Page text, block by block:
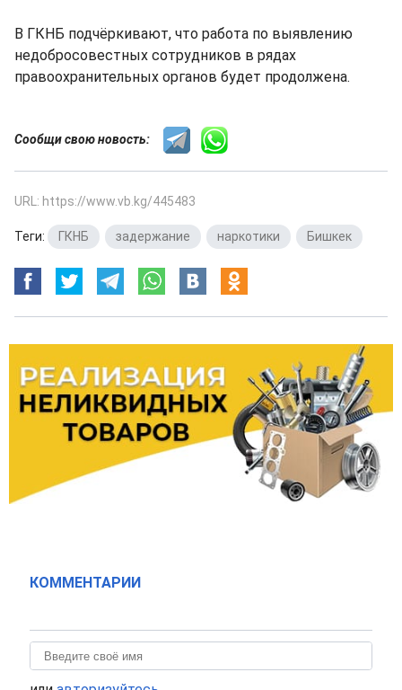
В ГКНБ подчёркивают, что работа по выявлению
недобросовестных сотрудников в рядах
правоохранительных органов будет продолжена.
Сообщи свою новость:
URL: https://www.vb.kg/445483
Теги: ГКНБ задержание наркотики Бишкек
КОММЕНТАРИИ